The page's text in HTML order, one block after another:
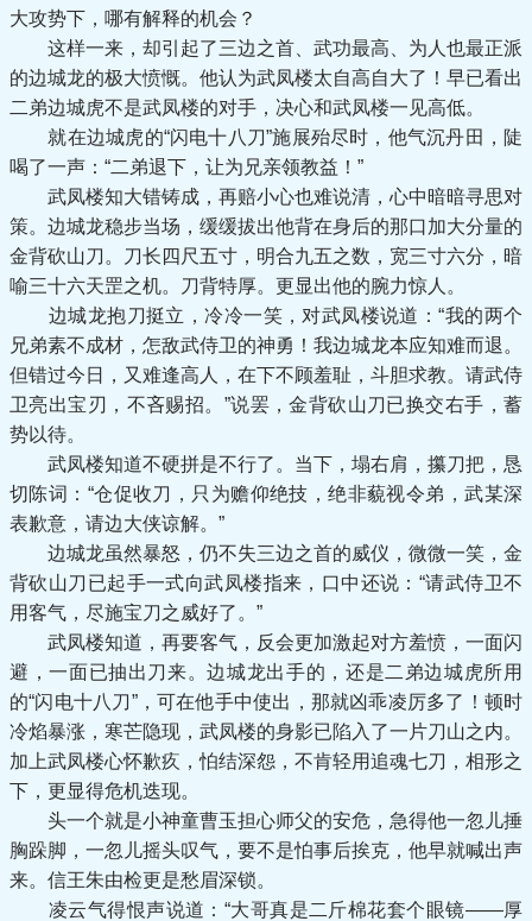
大攻势下，哪有解释的机会？
这样一来，却引起了三边之首、武功最高、为人也最正派
的边城龙的极大愤慨。他认为武凤楼太自高自大了！早已看出
二弟边城虎不是武凤楼的对手，决心和武凤楼一见高低。
就在边城虎的“闪电十八刀”施展殆尽时，他气沉丹田，陡
喝了一声：“二弟退下，让为兄亲领教益！”
武凤楼知大错铸成，再赔小心也难说清，心中暗暗寻思对
策。边城龙稳步当场，缓缓拔出他背在身后的那口加大分量的
金背砍山刀。刀长四尺五寸，明合九五之数，宽三寸六分，暗
喻三十六天罡之机。刀背特厚。更显出他的腕力惊人。
边城龙抱刀挺立，冷冷一笑，对武凤楼说道：“我的两个
兄弟素不成材，怎敌武侍卫的神勇！我边城龙本应知难而退。
但错过今日，又难逢高人，在下不顾羞耻，斗胆求教。请武侍
卫亮出宝刃，不吝赐招。”说罢，金背砍山刀已换交右手，蓄
势以待。
武凤楼知道不硬拼是不行了。当下，塌右肩，攥刀把，恳
切陈词：“仓促收刀，只为赡仰绝技，绝非藐视令弟，武某深
表歉意，请边大侠谅解。”
边城龙虽然暴怒，仍不失三边之首的威仪，微微一笑，金
背砍山刀已起手一式向武凤楼指来，口中还说：“请武侍卫不
用客气，尽施宝刀之威好了。”
武凤楼知道，再要客气，反会更加激起对方羞愤，一面闪
避，一面已抽出刀来。边城龙出手的，还是二弟边城虎所用
的“闪电十八刀”，可在他手中使出，那就凶乖凌厉多了！顿时
冷焰暴涨，寒芒隐现，武凤楼的身影已陷入了一片刀山之内。
加上武凤楼心怀歉疚，怕结深怨，不肯轻用追魂七刀，相形之
下，更显得危机迭现。
头一个就是小神童曹玉担心师父的安危，急得他一忽儿捶
胸跺脚，一忽儿摇头叹气，要不是怕事后挨克，他早就喊出声
来。信王朱由检更是愁眉深锁。
凌云气得恨声说道：“大哥真是二斤棉花套个眼镜——厚